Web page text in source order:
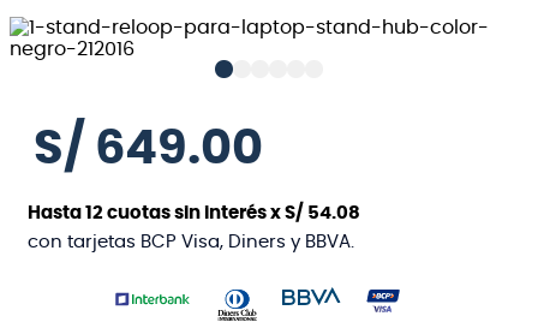
S/ 649.00
Hasta12 cuotas sin interés xS/ 54.08
con tarjetas BCP Visa, Diners y BBVA.